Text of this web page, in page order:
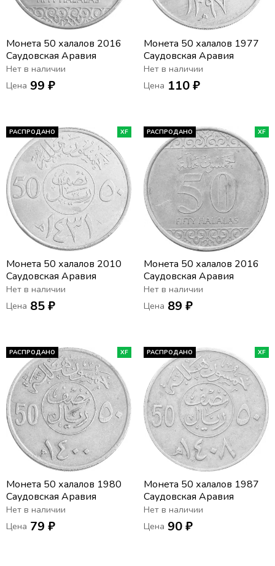
Монета 50 халалов 2016
Саудовская Аравия
Нет в наличии
Цена 99 ₽
Монета 50 халалов 1977
Саудовская Аравия
Нет в наличии
Цена 110 ₽
РАСПРОДАНО XF
Монета 50 халалов 2010
Саудовская Аравия
Нет в наличии
Цена 85 ₽
РАСПРОДАНО XF
Монета 50 халалов 2016
Саудовская Аравия
Нет в наличии
Цена 89 ₽
РАСПРОДАНО XF
Монета 50 халалов 1980
Саудовская Аравия
Нет в наличии
Цена 79 ₽
РАСПРОДАНО XF
Монета 50 халалов 1987
Саудовская Аравия
Нет в наличии
Цена 90 ₽